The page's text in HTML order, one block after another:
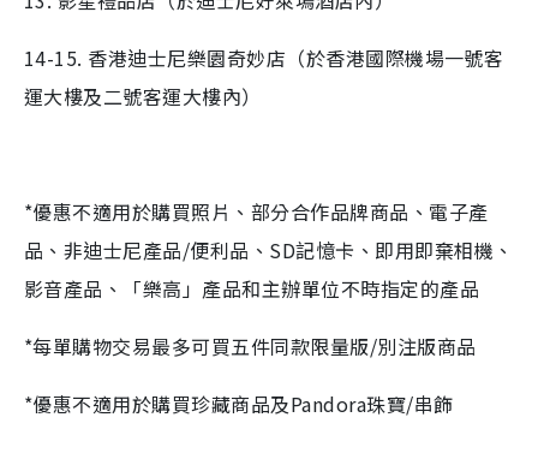
14-15. 香港迪士尼樂園奇妙店（於香港國際機場一號客
運大樓及二號客運大樓內）
*優惠不適用於購買照片、部分合作品牌商品、電子產
品、非迪士尼產品/便利品、SD記憶卡、即用即棄相機、
影音產品、「樂高」產品和主辦單位不時指定的產品
*每單購物交易最多可買五件同款限量版/別注版商品
*優惠不適用於購買珍藏商品及Pandora珠寶/串飾